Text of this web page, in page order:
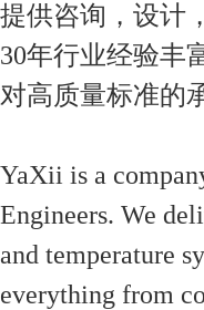
提供咨询，设计
30年行业经验丰
对高质量标准的
YaXii is a
Engineers. We
and temperature
everything from